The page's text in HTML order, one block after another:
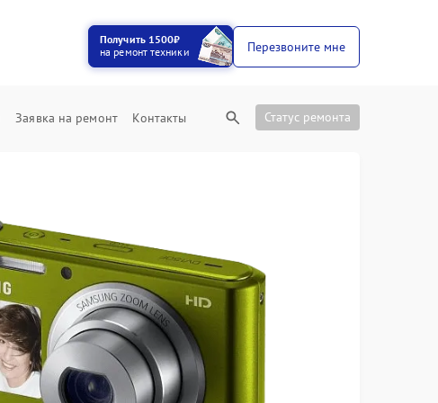
Получить 1500₽
на ремонт техники
Перезвоните мне
Заявка на ремонт Контакты Статус ремонта